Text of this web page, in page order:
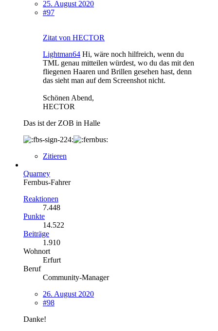
25. August 2020
#97
Zitat von HECTOR
Lightman64 Hi, wäre noch hilfreich, wenn du
TML genau mitteilen würdest, wo du das mit den
fliegenen Haaren und Brillen gesehen hast, denn
das sieht man auf dem Screenshot nicht.
Schönen Abend,
HECTOR
Das ist der ZOB in Halle
Zitieren
Quarney
Fernbus-Fahrer
Reaktionen
7.448
Punkte
14.522
Beiträge
1.910
Wohnort
Erfurt
Beruf
Community-Manager
26. August 2020
#98
Danke!